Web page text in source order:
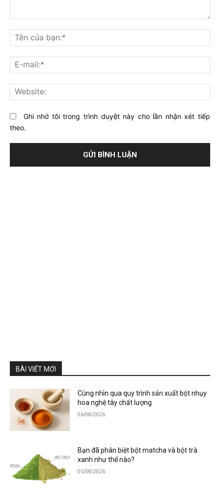
nghĩ
gì
về
bài
viết
này?
Ghi nhớ tôi trong trình duyệt này cho lần nhận xét tiếp
theo.
BÀI VIẾT MỚI
Cùng nhìn qua quy trình sản xuất bột nhụy
hoa nghệ tây chất lượng
06/08/2026
Bạn đã phân biệt bột matcha và bột trà
xanh như thế nào?
05/08/2026